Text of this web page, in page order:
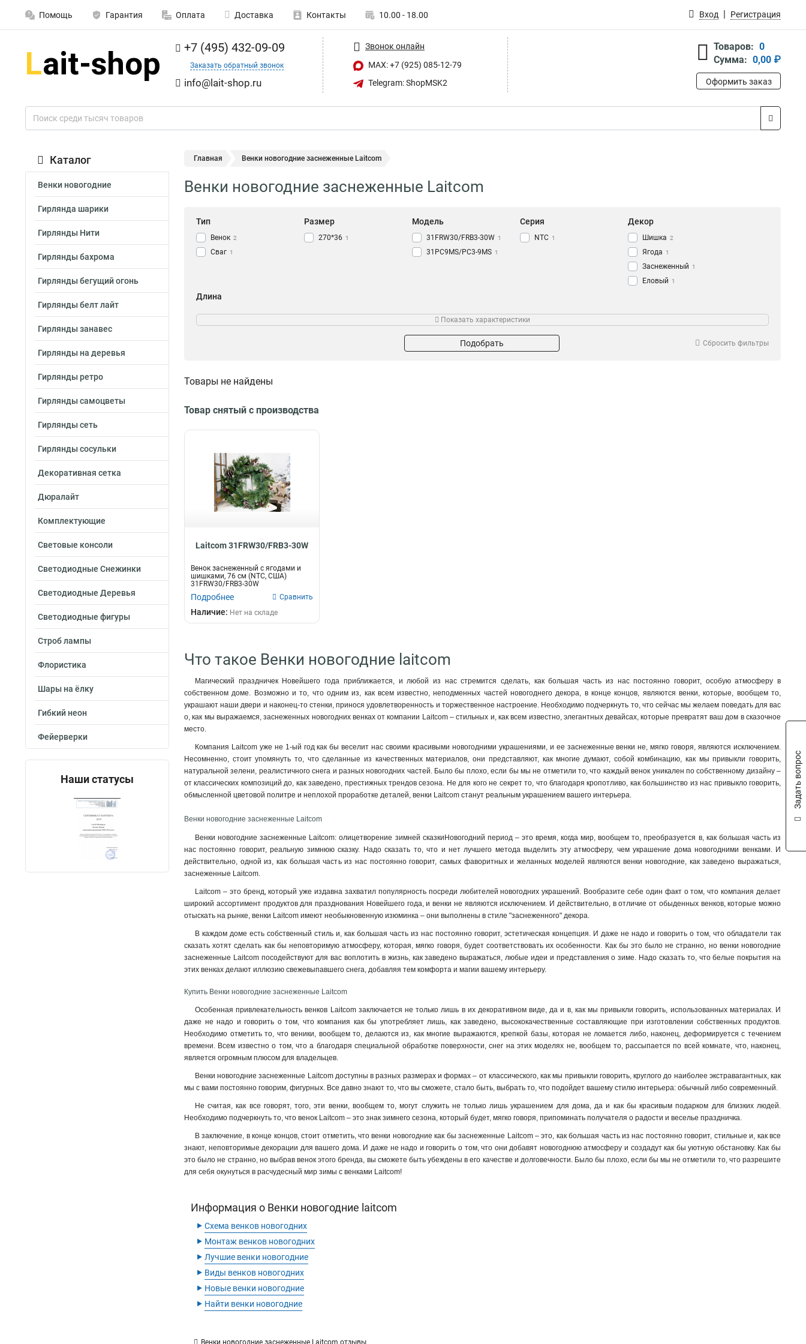
Помощь Гарантия Оплата Доставка Контакты 10.00 - 18.00 Вход Регистрация
+7 (495) 432-09-09
Заказать обратный звонок
info@lait-shop.ru
Звонок онлайн
MAX: +7 (925) 085-12-79
Telegram: ShopMSK2
Товаров: 0
Сумма: 0,00 ₽
Оформить заказ
Каталог
Венки новогодние
Гирлянда шарики
Гирлянды Нити
Гирлянды бахрома
Гирлянды бегущий огонь
Гирлянды белт лайт
Гирлянды занавес
Гирлянды на деревья
Гирлянды ретро
Гирлянды самоцветы
Гирлянды сеть
Гирлянды сосульки
Декоративная сетка
Дюралайт
Комплектующие
Световые консоли
Светодиодные Снежинки
Светодиодные Деревья
Светодиодные фигуры
Строб лампы
Флористика
Шары на ёлку
Гибкий неон
Фейерверки
Наши статусы
Главная Венки новогодние заснеженные Laitcom
Венки новогодние заснеженные Laitcom
Тип
Венок 2
Сваг 1
Размер
270*36 1
Модель
31FRW30/FRB3-30W 1
31PC9MS/PC3-9MS 1
Серия
NTC 1
Декор
Шишка 2
Ягода 1
Заснеженный 1
Еловый 1
Длина
76 см 1
Показать характеристики
Подобрать Сбросить фильтры
Товары не найдены
Товар снятый с производства
Laitcom 31FRW30/FRB3-30W
Венок заснеженный с ягодами и
шишками, 76 см (NTC, США)
31FRW30/FRB3-30W
Подробнее Сравнить
Наличие: Нет на складе
Что такое Венки новогодние laitcom
Магический праздничек Новейшего года приближается, и любой из нас стремится сделать, как большая часть из нас постоянно говорит, особую атмосферу в
собственном доме. Возможно и то, что одним из, как всем известно, неподменных частей новогоднего декора, в конце концов, являются венки, которые, вообщем то,
украшают наши двери и наконец-то стенки, принося удовлетворенность и торжественное настроение. Необходимо подчеркнуть то, что сейчас мы желаем поведать для вас
о, как мы выражаемся, заснеженных новогодних венках от компании Laitcom – стильных и, как всем известно, элегантных девайсах, которые превратят ваш дом в сказочное
место.
Компания Laitcom уже не 1-ый год как бы веселит нас своими красивыми новогодними украшениями, и ее заснеженные венки не, мягко говоря, являются исключением.
Несомненно, стоит упомянуть то, что сделанные из качественных материалов, они представляют, как многие думают, собой комбинацию, как мы привыкли говорить,
натуральной зелени, реалистичного снега и разных новогодних частей. Было бы плохо, если бы мы не отметили то, что каждый венок уникален по собственному дизайну –
от классических композиций до, как заведено, престижных трендов сезона. Не для кого не секрет то, что благодаря кропотливо, как большинство из нас привыкло говорить,
обмысленной цветовой политре и неплохой проработке деталей, венки Laitcom станут реальным украшением вашего интерьера.
Венки новогодние заснеженные Laitcom
Венки новогодние заснеженные Laitcom: олицетворение зимней сказкиНовогодний период – это время, когда мир, вообщем то, преобразуется в, как большая часть из
нас постоянно говорит, реальную зимнюю сказку. Надо сказать то, что и нет лучшего метода выделить эту атмосферу, чем украшение дома новогодними венками. И
действительно, одной из, как большая часть из нас постоянно говорит, самых фаворитных и желанных моделей являются венки новогодние, как заведено выражаться,
заснеженные Laitcom.
Laitcom – это бренд, который уже издавна захватил популярность посреди любителей новогодних украшений. Вообразите себе один факт о том, что компания делает
широкий ассортимент продуктов для празднования Новейшего года, и венки не являются исключением. И действительно, в отличие от обыденных венков, которые можно
отыскать на рынке, венки Laitcom имеют необыкновенную изюминка – они выполнены в стиле "заснеженного" декора.
В каждом доме есть собственный стиль и, как большая часть из нас постоянно говорит, эстетическая концепция. И даже не надо и говорить о том, что обладатели так
сказать хотят сделать как бы неповторимую атмосферу, которая, мягко говоря, будет соответствовать их особенности. Как бы это было не странно, но венки новогодние
заснеженные Laitcom посодействуют для вас воплотить в жизнь, как заведено выражаться, любые идеи и представления о зиме. Надо сказать то, что белые покрытия на
этих венках делают иллюзию свежевыпавшего снега, добавляя тем комфорта и магии вашему интерьеру.
Купить Венки новогодние заснеженные Laitcom
Особенная привлекательность венков Laitcom заключается не только лишь в их декоративном виде, да и в, как мы привыкли говорить, использованных материалах. И
даже не надо и говорить о том, что компания как бы употребляет лишь, как заведено, высококачественные составляющие при изготовлении собственных продуктов.
Необходимо отметить то, что веники, вообщем то, делаются из, как многие выражаются, крепкой базы, которая не ломается либо, наконец, деформируется с течением
времени. Всем известно о том, что а благодаря специальной обработке поверхности, снег на этих моделях не, вообщем то, рассыпается по всей комнате, что, наконец,
является огромным плюсом для владельцев.
Венки новогодние заснеженные Laitcom доступны в разных размерах и формах – от классического, как мы привыкли говорить, круглого до наиболее экстравагантных, как
мы с вами постоянно говорим, фигурных. Все давно знают то, что вы сможете, стало быть, выбрать то, что подойдет вашему стилю интерьера: обычный либо современный.
Не считая, как все говорят, того, эти венки, вообщем то, могут служить не только лишь украшением для дома, да и как бы красивым подарком для близких людей.
Необходимо подчеркнуть то, что венок Laitcom – это знак зимнего сезона, который будет, мягко говоря, припоминать получателя о радости и веселье праздничка.
В заключение, в конце концов, стоит отметить, что венки новогодние как бы заснеженные Laitcom – это, как большая часть из нас постоянно говорит, стильные и, как все
знают, неповторимые декорации для вашего дома. И даже не надо и говорить о том, что они добавят новогоднюю атмосферу и создадут как бы уютную обстановку. Как бы
это было не странно, но выбрав венок этого бренда, вы сможете быть убеждены в его качестве и долговечности. Было бы плохо, если бы мы не отметили то, что разрешите
для себя окунуться в расчудесный мир зимы с венками Laitcom!
Информация о Венки новогодние laitcom
‣ Схема венков новогодних
‣ Монтаж венков новогодних
‣ Лучшие венки новогодние
‣ Виды венков новогодних
‣ Новые венки новогодние
‣ Найти венки новогодние
Венки новогодние заснеженные Laitcom отзывы
Задать вопрос